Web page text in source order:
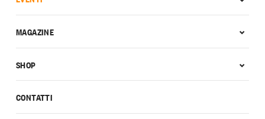
CONTATTI
MAGAZINE
SHOP